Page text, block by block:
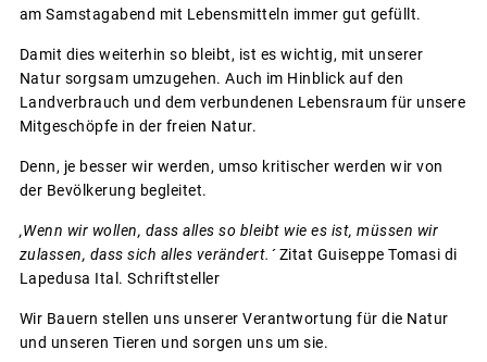
am Samstagabend mit Lebensmitteln immer gut gefüllt.
Damit dies weiterhin so bleibt, ist es wichtig, mit unserer
Natur sorgsam umzugehen. Auch im Hinblick auf den
Landverbrauch und dem verbundenen Lebensraum für unsere
Mitgeschöpfe in der freien Natur.
Denn, je besser wir werden, umso kritischer werden wir von
der Bevölkerung begleitet.
,Wenn wir wollen, dass alles so bleibt wie es ist, müssen wir
zulassen, dass sich alles verändert.´Zitat Guiseppe Tomasi di
Lapedusa Ital. Schriftsteller
Wir Bauern stellen uns unserer Verantwortung für die Natur
und unseren Tieren und sorgen uns um sie.